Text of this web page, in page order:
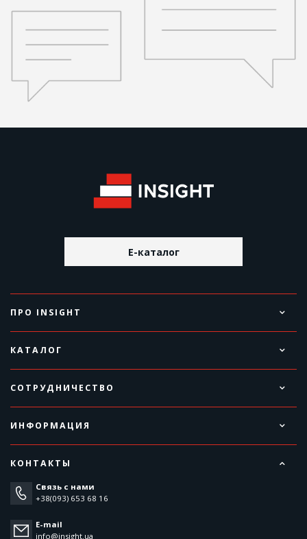
E-каталог
ПРО INSIGHT
КАТАЛОГ
СОТРУДНИЧЕСТВО
ИНФОРМАЦИЯ
КОНТАКТЫ
Связь с нами
+38(093) 653 68 16
E-mail
info@insight.ua